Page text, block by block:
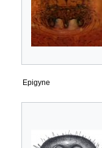
Epigyne